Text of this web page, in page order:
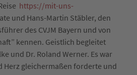
https://mit-uns-
und Hans-Martin Stäbler, den
des CVJM Bayern und von
kennen. Geistlich begleitet
und Dr. Roland Werner. Es war
Herz gleichermaßen forderte und